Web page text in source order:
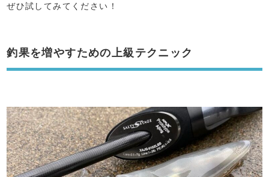
ぜひ試してみてください！
釣果を増やすための上級テクニック